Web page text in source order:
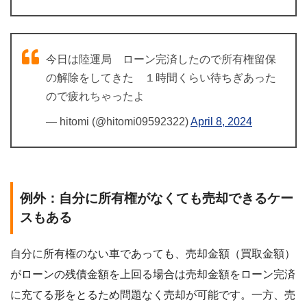
今日は陸運局 ローン完済したので所有権留保
の解除をしてきた １時間くらい待ちぎあった
ので疲れちゃったよ
— hitomi (@hitomi09592322)April 8, 2024
例外：自分に所有権がなくても売却できるケー
スもある
自分に所有権のない車であっても、売却金額（買取金額）
がローンの残債金額を上回る場合は売却金額をローン完済
に充てる形をとるため問題なく売却が可能です。一方、売